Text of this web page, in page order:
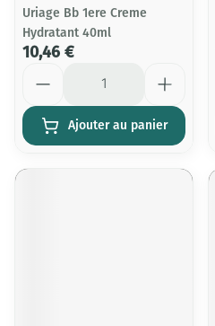
Uriage Bb 1ere Creme
Hydratant 40ml
10,46 €
Ajouter au panier